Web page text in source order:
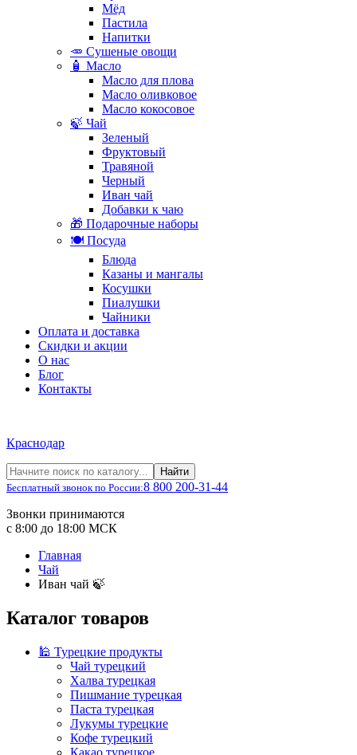
Мёд
Пастила
Напитки
🥕 Сушеные овощи
🧴 Масло
Масло для плова
Масло оливковое
Масло кокосовое
🍃 Чай
Зеленый
Фруктовый
Травяной
Черный
Иван чай
Добавки к чаю
🎁 Подарочные наборы
🍽️ Посуда
Блюда
Казаны и мангалы
Косушки
Пиалушки
Чайники
Оплата и доставка
Скидки и акции
О нас
Блог
Контакты
Краснодар
Найти
Бесплатный звонок по России:8 800 200-31-44
Звонки принимаются
с 8:00 до 18:00 МСК
Главная
Чай
Иван чай 🍃
Каталог товаров
🕌 Турецкие продукты
Чай турецкий
Халва турецкая
Пишмание турецкая
Паста турецкая
Лукумы турецкие
Кофе турецкий
Какао турецкое